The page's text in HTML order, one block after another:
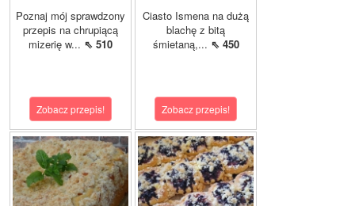
Poznaj mój sprawdzony
przepis na chrupiącą
mizerię w... ⇖ 510
Zobacz przepis!
Ciasto Ismena na dużą
blachę z bitą
śmietaną,... ⇖ 450
Zobacz przepis!